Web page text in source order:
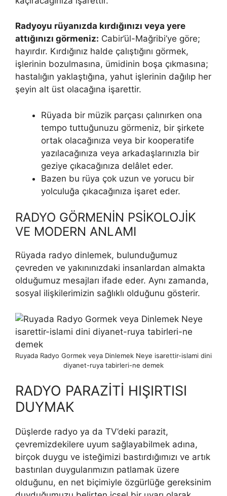
Radyoyu rüyanızda kırdığınızı veya yere
attığınızı görmeniz: Cabir’ül-Mağribi’ye göre;
hayırdır. Kırdığınız halde çalıştığını görmek,
işlerinin bozulmasına, ümidinin boşa çıkmasına;
hastalığın yaklaştığına, yahut işlerinin dağılıp her
şeyin alt üst olacağına işarettir.
Rüyada bir müzik parçası çalınırken ona
tempo tuttuğunuzu görmeniz, bir şirkete
ortak olacağınıza veya bir kooperatife
yazılacağınıza veya arkadaşlarınızla bir
geziye çıkacağınıza delâlet eder.
Bazen bu rüya çok uzun ve yorucu bir
yolculuğa çıkacağınıza işaret eder.
RADYO GÖRMENİN PSİKOLOJİK
VE MODERN ANLAMI
Rüyada radyo dinlemek, bulunduğumuz
çevreden ve yakı­nınızdaki insanlardan almakta
olduğumuz mesajları ifade eder. Aynı zamanda,
sosyal ilişkilerimizin sağlıklı olduğunu gösterir.
Ruyada Radyo Gormek veya Dinlemek Neye isarettir-islami dini
diyanet-ruya tabirleri-ne demek
RADYO PARAZİTİ HIŞIRTISI
DUYMAK
Düşlerde radyo ya da TV’deki parazit,
çevremizdekilere uyum sağlayabilmek adına,
birçok duygu ve isteğimizi bastırdığı­mızı ve artık
bastırılan duygularımızın patlamak üzere
olduğunu, en net biçimiyle özgürlüğe gereksinim